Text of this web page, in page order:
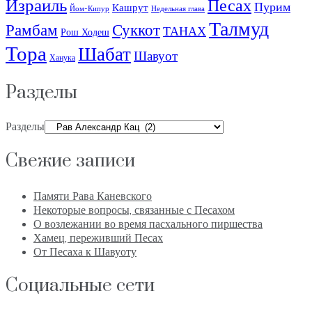
Израиль Йом-Кипур Кашрут Недельная глава ПесахПурим
Рамбам Рош Ходеш СуккотТАНАХТалмуд
Тора Ханука ШабатШавуот
Разделы
Разделы
Свежие записи
Памяти Рава Каневского
Некоторые вопросы, связанные с Песахом
О возлежании во время пасхального пиршества
Хамец, переживший Песах
От Песаха к Шавуоту
Социальные сети